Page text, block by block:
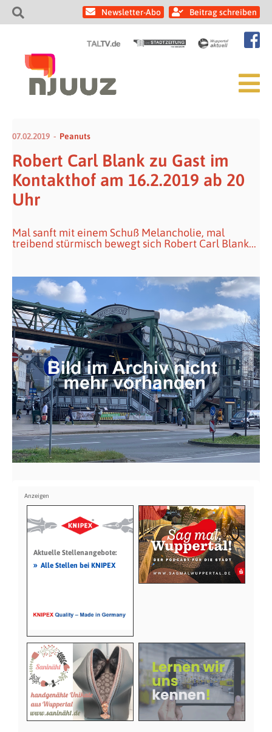
Newsletter-Abo Beitrag schreiben
07.02.2019 Peanuts
Robert Carl Blank zu Gast im
Kontakthof am 16.2.2019 ab 20
Uhr
Mal sanft mit einem Schuß Melancholie, mal
treibend stürmisch bewegt sich Robert Carl Blank...
Aktuelle Stellenangebote:
» Alle Stellen bei KNIPEX